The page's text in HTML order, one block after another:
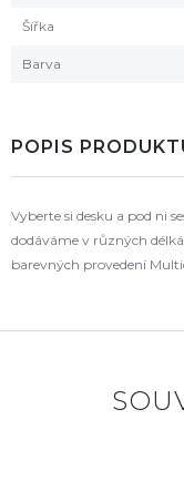
Šířka
Barva
POPIS
Vyberte si desku a pod ni
dodáváme v různých
barevných provedení